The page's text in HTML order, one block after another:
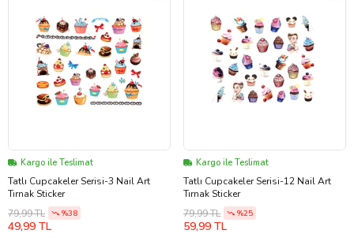
Kargo ile Teslimat
Tatlı Cupcakeler Serisi-3 Nail Art
Tırnak Sticker
79,99 TL
%38
49,99 TL
Kargo ile Teslimat
Tatlı Cupcakeler Serisi-12 Nail Art
Tırnak Sticker
79,99 TL
%25
59,99 TL